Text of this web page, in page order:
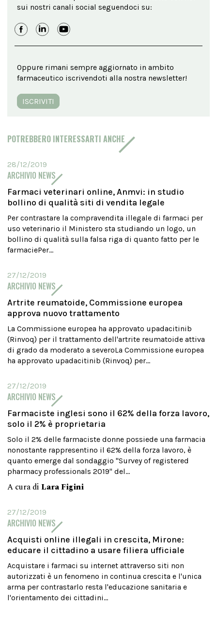
sui nostri canali social seguendoci su:
Oppure rimani sempre aggiornato in ambito
farmaceutico iscrivendoti alla nostra newsletter!
ISCRIVITI
POTREBBERO INTERESSARTI ANCHE
28/12/2019
ARCHIVIO NEWS
Farmaci veterinari online, Anmvi: in studio
bollino di qualità siti di vendita legale
Per contrastare la compravendita illegale di farmaci per
uso veterinario il Ministero sta studiando un logo, un
bollino di qualità sulla falsa riga di quanto fatto per le
farmaciePer...
27/12/2019
ARCHIVIO NEWS
Artrite reumatoide, Commissione europea
approva nuovo trattamento
La Commissione europea ha approvato upadacitinib
(Rinvoq) per il trattamento dell'artrite reumatoide attiva
di grado da moderato a severoLa Commissione europea
ha approvato upadacitinib (Rinvoq) per...
27/12/2019
ARCHIVIO NEWS
Farmaciste inglesi sono il 62% della forza lavoro,
solo il 2% è proprietaria
Solo il 2% delle farmaciste donne possiede una farmacia
nonostante rappresentino il 62% della forza lavoro, è
quanto emerge dal sondaggio "Survey of registered
pharmacy professionals 2019" del...
A cura di Lara Figini
27/12/2019
ARCHIVIO NEWS
Acquisti online illegali in crescita, Mirone:
educare il cittadino a usare filiera ufficiale
Acquistare i farmaci su internet attraverso siti non
autorizzati è un fenomeno in continua crescita e l'unica
arma per contrastarlo resta l'educazione sanitaria e
l'orientamento dei cittadini...